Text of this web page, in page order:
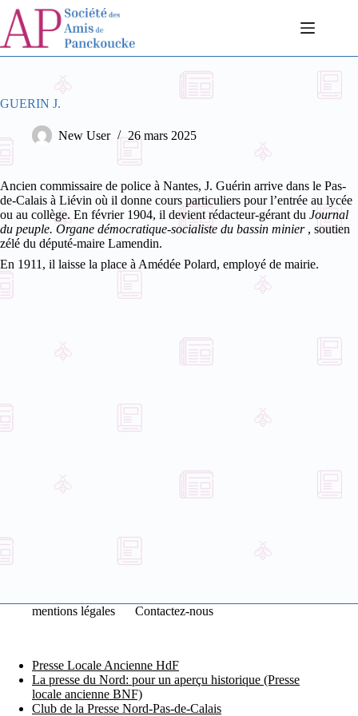
Passer
contenu
GUERIN J.
New User 26 mars 2025
Ancien commissaire de police à Nantes, J. Guérin arrive dans le Pas-
de-Calais à Liévin où il donne cours particuliers pour l’entrée au lycée
ou au collège. En février 1904, il devient rédacteur-gérant du Journal
du peuple. Organe démocratique-socialiste du bassin minier , soutien
zélé du député-maire Lamendin.
En 1911, il laisse la place à Amédée Polard, employé de mairie.
mentions légales Contactez-nous
Presse Locale Ancienne HdF
La presse du Nord: pour un aperçu historique (Presse
locale ancienne BNF)
Club de la Presse Nord-Pas-de-Calais